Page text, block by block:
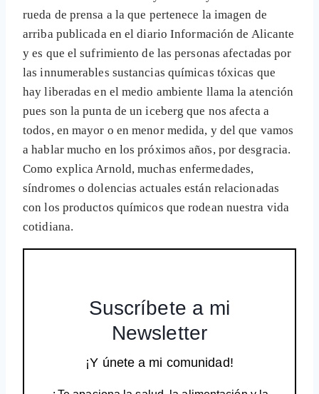
rueda de prensa a la que pertenece la imagen de
arriba publicada en el diario Información de Alicante
y es que el sufrimiento de las personas afectadas por
las innumerables sustancias químicas tóxicas que
hay liberadas en el medio ambiente llama la atención
pues son la punta de un iceberg que nos afecta a
todos, en mayor o en menor medida, y del que vamos
a hablar mucho en los próximos años, por desgracia.
Como explica Arnold, muchas enfermedades,
síndromes o dolencias actuales están relacionadas
con los productos químicos que rodean nuestra vida
cotidiana.
Suscríbete a mi
Newsletter
¡Y únete a mi comunidad!